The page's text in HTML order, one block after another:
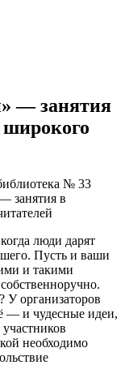
— занятия
№ 33
занятия в
люди дарят
Пусть и ваши
и такими
У организаторов
— и чудесные идеи,
необходимо